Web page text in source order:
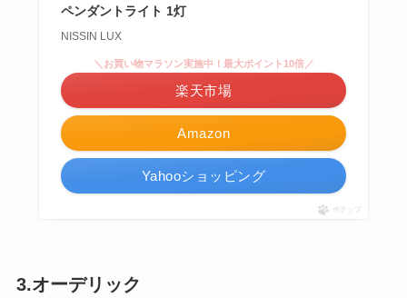
ペンダントライト 1灯
NISSIN LUX
Amazon
＼お買い物マラソン実施中！最大ポイント10倍／
楽天市場
Yahooショッピング
ポチップ
3.オーデリック